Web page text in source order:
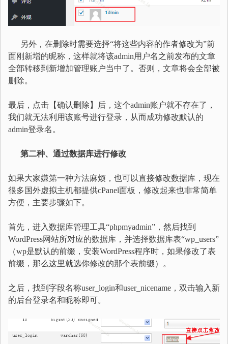
另外，在删除时需要选择“将这些内容的作者修改为”前
面刚新增的昵称，这样就将该admin用户名之前发布的文章
全部转移到新增加管理账户当中了。否则，文章将会全部被
删除。
最后，点击【确认删除】后，这个admin账户就不存在了，
我们就无法利用该账号进行登录，从而成功修改默认的
admin登录名。
第二种、通过数据库进行修改
如果大家嫌第一种方法麻烦，也可以直接修改数据库，现在
很多国外虚拟主机都提供cPanel面板，修改起来也非常简单
方便，主要步骤如下。
首先，进入数据库管理工具“phpmyadmin”，然后找到
WordPress网站所对应的数据库，并选择数据库表“wp_users”
（wp是默认的前缀，安装WordPress程序时，如果修改了表
前缀，那么这里就选你修改的那个表前缀）。
之后，找到字段名称user_login和user_nicename，双击输入新
的后台登录名和昵称即可。